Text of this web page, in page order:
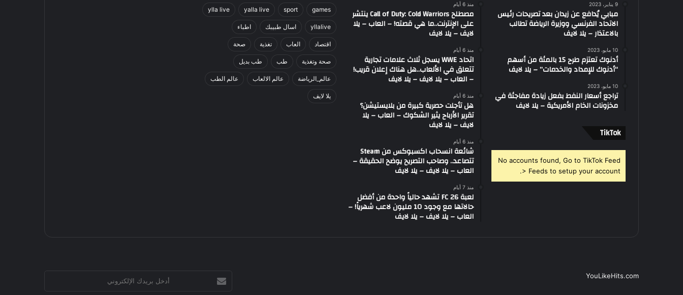
9 يناير، 2023
مبابي يُدافع عن زيدان بعد تصريحات رئيس
الاتحاد الفرنسي ووزيرة الرياضة تطالب
بالاعتذار – يلا لايف
10 مايو، 2023
أدنوك تعتزم طرح 15 بالمئة من أسهم
“أدنوك للإمداد والخدمات” – يلا لايف
10 مايو، 2023
تراجع أسعار النفط بفعل زيادة مفاجئة في
مخزونات الخام الأمريكية – يلا لايف
‫TikTok
No accounts found, Go to TikTok Feed
> Feeds to setup your account.
منذ 6 أيام
مصطلح Call of Duty: Cold Warriors ينتشر
على الإنترنت..ما هي قصته! – العاب – يلا
لايف – يلا لايف
منذ 6 أيام
اتحاد WWE يسجل ثلاث علامات تجارية
تتعلق في الألعاب..هل هناك إعلان قريب!
– العاب – يلا لايف – يلا لايف
منذ 6 أيام
هل تأجلت حصرية كبيرة من بلايستيشن؟
تقرير الأرباح يثير الشكوك – العاب – يلا
لايف – يلا لايف
منذ 6 أيام
شائعة انسحاب اكسبوكس من Steam
تتصاعد.. وصاحب التصريح يوضح الحقيقة –
العاب – يلا لايف – يلا لايف
منذ 7 أيام
لعبة FC 26 تشهد حالياً واحدة من أفضل
حالاتها مع وجود 10 مليون لاعب شهرياً! –
العاب – يلا لايف – يلا لايف
games
sport
yalla live
ylla live
yllalive اسال طبيبك اطباء
اقتصاد العاب تغذية صحة
صحة وتغذية طب طب بديل
عالم_الرياضة عالم الالعاب عالم الطب
يلا لايف
YouLikeHits.com
بريدك